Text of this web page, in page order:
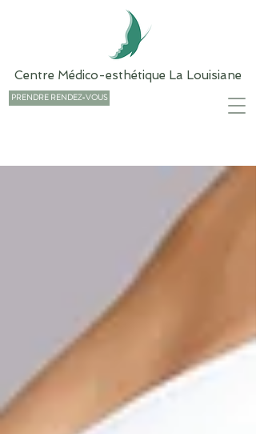
Centre Médico-esthétique La Louisiane
PRENDRE RENDEZ-VOUS